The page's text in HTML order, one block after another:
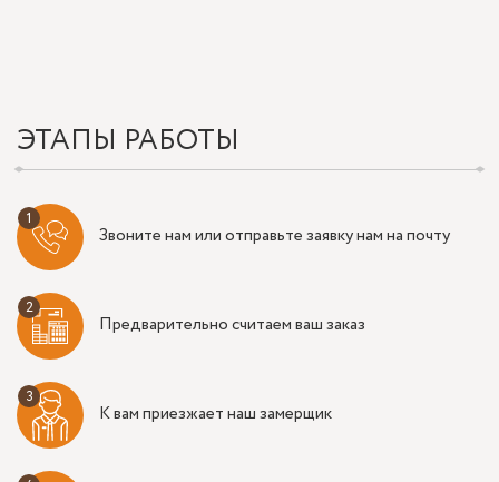
ЭТАПЫ РАБОТЫ
Звоните нам или отправьте заявку нам на почту
Предварительно считаем ваш заказ
К вам приезжает наш замерщик